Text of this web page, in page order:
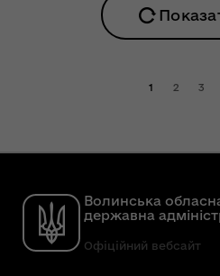
1 2 3
Волинська
державна
Офіційний вебсайт